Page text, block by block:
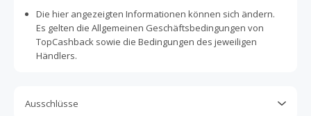
Die hier angezeigten Informationen können sich ändern.
Es gelten die Allgemeinen Geschäftsbedingungen von
TopCashback sowie die Bedingungen des jeweiligen
Händlers.
Ausschlüsse